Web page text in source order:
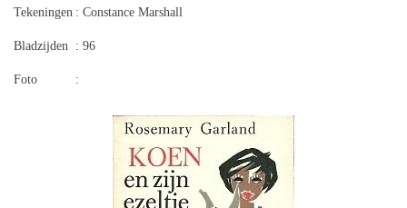
Tekeningen : Constance Marshall
Bladzijden : 96
Foto :